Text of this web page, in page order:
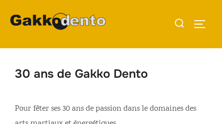
Rechercher :
30 ans de Gakko Dento
Pour fêter ses 30 ans de passion dans le domaines des